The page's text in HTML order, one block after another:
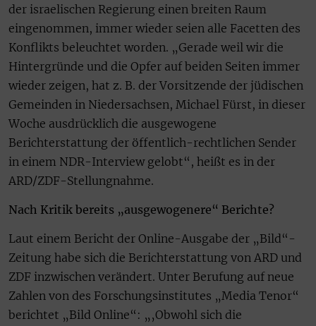
der israelischen Regierung einen breiten Raum
eingenommen, immer wieder seien alle Facetten des
Konflikts beleuchtet worden. „Gerade weil wir die
Hintergründe und die Opfer auf beiden Seiten immer
wieder zeigen, hat z. B. der Vorsitzende der jüdischen
Gemeinden in Niedersachsen, Michael Fürst, in dieser
Woche ausdrücklich die ausgewogene
Berichterstattung der öffentlich-rechtlichen Sender
in einem NDR-Interview gelobt“, heißt es in der
ARD/ZDF-Stellungnahme.
Nach Kritik bereits „ausgewogenere“ Berichte?
Laut einem Bericht der Online-Ausgabe der „Bild“-
Zeitung habe sich die Berichterstattung von ARD und
ZDF inzwischen verändert. Unter Berufung auf neue
Zahlen von des Forschungsinstitutes „Media Tenor“
berichtet „Bild Online“: „‚Obwohl sich die